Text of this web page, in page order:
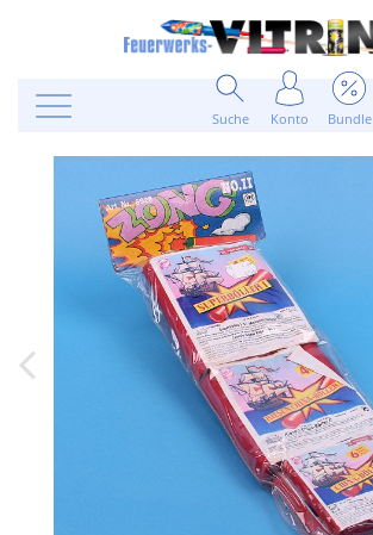
Suche Konto Bundle